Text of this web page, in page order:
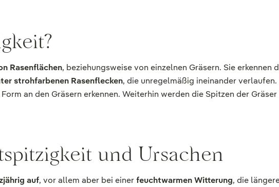
Rasenflächen, beziehungsweise von einzelnen Gräsern. Sie erkennen
strohfarbenen Rasenflecken, die unregelmäßig ineinander verlaufen.
an den Gräsern erkennen. Weiterhin werden die Spitzen der
und Ursachen
auf, vor allem aber bei einerfeuchtwarmen Witterung, die